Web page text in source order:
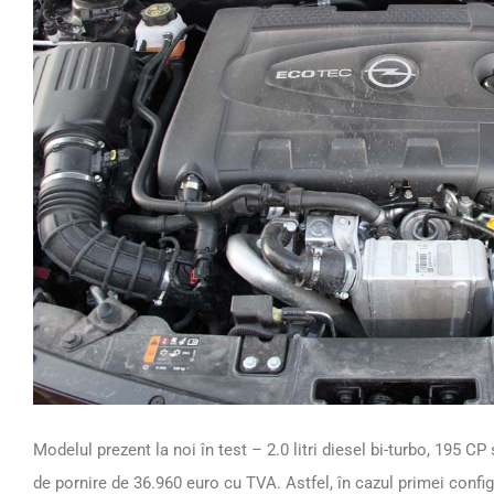
Modelul prezent la noi în test – 2.0 litri diesel bi-turbo, 195
de pornire de 36.960 euro cu TVA. Astfel, în cazul primei